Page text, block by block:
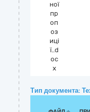
ної
пр
оп
оз
иці
ї..d
oc
x
Тип документа: